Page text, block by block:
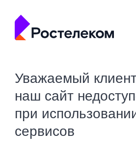
Уважаемый
наш сайт
при
сервисов